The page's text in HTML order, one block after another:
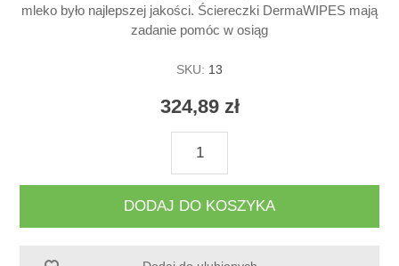
mleko było najlepszej jakości. Ściereczki DermaWIPES mają
zadanie pomóc w osiąg
SKU: 13
324,89 zł
DODAJ DO KOSZYKA